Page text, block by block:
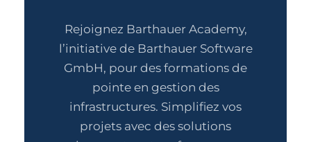
Rejoignez Barthauer Academy,
l’initiative de Barthauer Software
GmbH, pour des formations de
pointe en gestion des
infrastructures. Simplifiez vos
projets avec des solutions